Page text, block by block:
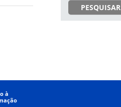
PESQUISAR